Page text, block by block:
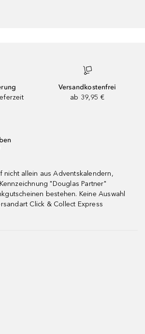
Versandkostenfrei
ab 39,95 €
nicht allein aus Adventskalendern,
"Douglas Partner"
bestehen. Keine Auswahl
Click & Collect Express